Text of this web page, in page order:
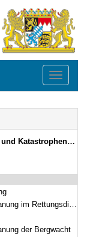
Toggle
in Bayern
im Rettungsdienst
der Bergwacht